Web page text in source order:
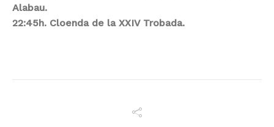
Alabau.
22:45h. Cloenda de la XXIV Trobada.